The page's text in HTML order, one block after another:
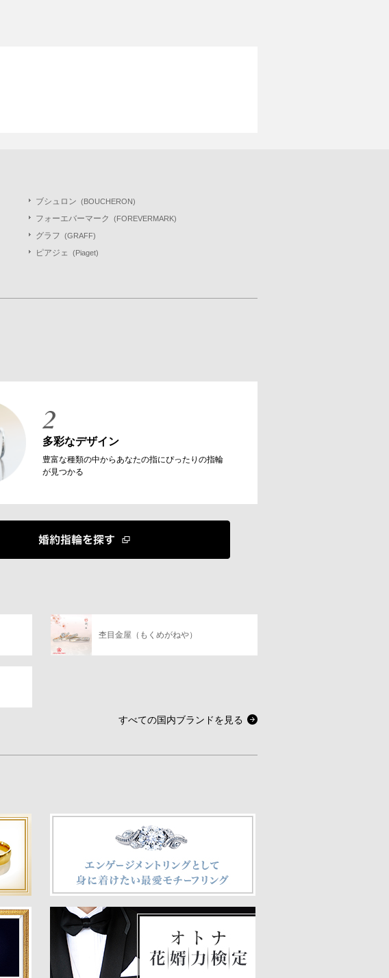
ブシュロン (BOUCHERON)
フォーエバーマーク (FOREVERMARK)
グラフ (GRAFF)
ピアジェ (Piaget)
多彩なデザイン
豊富な種類の中からあなたの指にぴったりの指輪
が見つかる
杢目金屋（もくめがねや）
すべての国内ブランドを見る